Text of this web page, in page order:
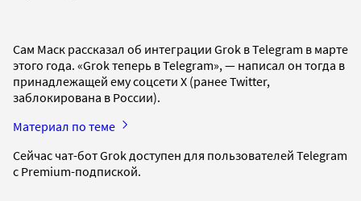
Сам Маск рассказал об интеграции Grok в Telegram в марте
этого года. «Grok теперь в Telegram», — написал он тогда в
принадлежащей ему соцсети X (ранее Twitter,
заблокирована в России).
Материал по теме
Сейчас чат-бот Grok доступен для пользователей Telegram
с Premium-подпиской.